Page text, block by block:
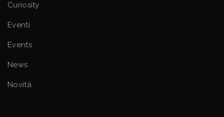
Curiosity
Eventi
Events
News
Novità